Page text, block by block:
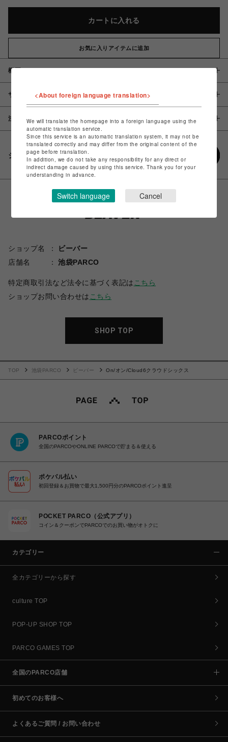
カートに入れる
お気に入りアイテムに追加
概要
サイズ
注意事項
シェアする
ショップ名
ビーバー
店舗名
池袋PARCO
特定商取引法など法令に基づく表記は こちら
ショップお問い合わせは こちら
SHOP TOP
TOP 池袋PARCO ビーバー On/オン/Cloud6クラウドシックス
PARCOポイント
全国のPARCOやONLINE PARCOで貯まる＆使える
ポケパル払い
初回登録＆お買物で最大1,500円分のPARCOポイント進呈
POCKET PARCO（公式アプリ）
コイン＆クーポンでPARCOでのお買い物がオトクに
カテゴリー
全カテゴリーから探す
culture TOP
POP-UP SHOP TOP
PARCO GAMES TOP
全国のPARCO店舗
初めてのお客様へ
よくあるご質問 / お問い合わせ
<About foreign language translation>
We will translate the homepage into a foreign language using the
automatic translation service.
Since this service is an automatic translation system, it may not be
translated correctly and may differ from the original content of the
page before translation.
In addition, we do not take any responsibility for any direct or
indirect damage caused by using this service. Thank you for your
understanding in advance.
Switch language Cancel